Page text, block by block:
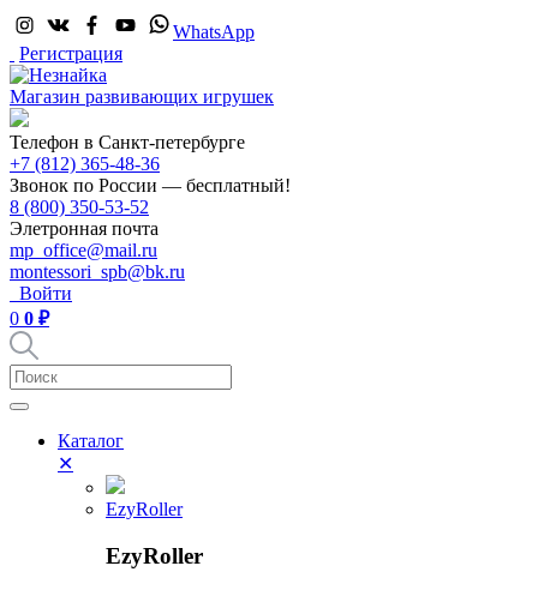
WhatsApp
Регистрация
Магазин развивающих игрушек
Телефон в Санкт-петербурге
+7 (812) 365-48-36
Звонок по России — бесплатный!
8 (800) 350-53-52
Элетронная почта
mp_office@mail.ru
montessori_spb@bk.ru
Войти
0 0 ₽
Каталог
✕
EzyRoller
EzyRoller